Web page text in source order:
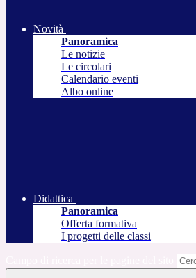
Novità
Panoramica
Le notizie
Le circolari
Calendario eventi
Albo online
Didattica
Panoramica
Offerta formativa
I progetti delle classi